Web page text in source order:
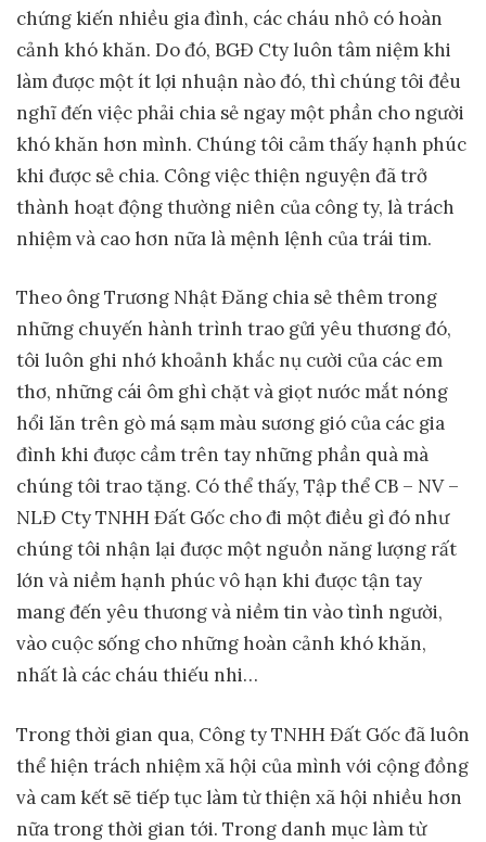
chứng kiến nhiều gia đình, các cháu nhỏ có hoàn
cảnh khó khăn. Do đó, BGĐ Cty luôn tâm niệm khi
làm được một ít lợi nhuận nào đó, thì chúng tôi đều
nghĩ đến việc phải chia sẻ ngay một phần cho người
khó khăn hơn mình. Chúng tôi cảm thấy hạnh phúc
khi được sẻ chia. Công việc thiện nguyện đã trở
thành hoạt động thường niên của công ty, là trách
nhiệm và cao hơn nữa là mệnh lệnh của trái tim.
Theo ông Trương Nhật Đăng chia sẻ thêm trong
những chuyến hành trình trao gửi yêu thương đó,
tôi luôn ghi nhớ khoảnh khắc nụ cười của các em
thơ, những cái ôm ghì chặt và giọt nước mắt nóng
hổi lăn trên gò má sạm màu sương gió của các gia
đình khi được cầm trên tay những phần quà mà
chúng tôi trao tặng. Có thể thấy, Tập thể CB – NV –
NLĐ Cty TNHH Đất Gốc cho đi một điều gì đó như
chúng tôi nhận lại được một nguồn năng lượng rất
lớn và niềm hạnh phúc vô hạn khi được tận tay
mang đến yêu thương và niềm tin vào tình người,
vào cuộc sống cho những hoàn cảnh khó khăn,
nhất là các cháu thiếu nhi…
Trong thời gian qua, Công ty TNHH Đất Gốc đã luôn
thể hiện trách nhiệm xã hội của mình với cộng đồng
và cam kết sẽ tiếp tục làm từ thiện xã hội nhiều hơn
nữa trong thời gian tới. Trong danh mục làm từ